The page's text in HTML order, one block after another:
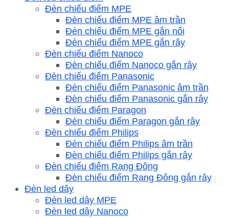
Đèn chiếu điểm MPE
Đèn chiếu điểm MPE âm trần
Đèn chiếu điểm MPE gắn nổi
Đèn chiếu điểm MPE gắn rây
Đèn chiếu điểm Nanoco
Đèn chiếu điểm Nanoco gắn rây
Đèn chiếu điểm Panasonic
Đèn chiếu điểm Panasonic âm trần
Đèn chiếu điểm Panasonic gắn rây
Đèn chiếu điểm Paragon
Đèn chiếu điểm Paragon gắn rây
Đèn chiếu điểm Philips
Đèn chiếu điểm Philips âm trần
Đèn chiếu điểm Philips gắn rây
Đèn chiếu điểm Rạng Đông
Đèn chiếu điểm Rạng Đông gắn rây
Đèn led dây
Đèn led dây MPE
Đèn led dây Nanoco